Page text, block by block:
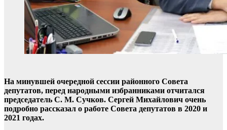
На минувшей очередной сессии районного Совета
депутатов, перед народными избранниками отчитался
председатель С. М. Сучков. Сергей Михайлович очень
подробно рассказал о работе Совета депутатов в 2020 и
2021 годах.